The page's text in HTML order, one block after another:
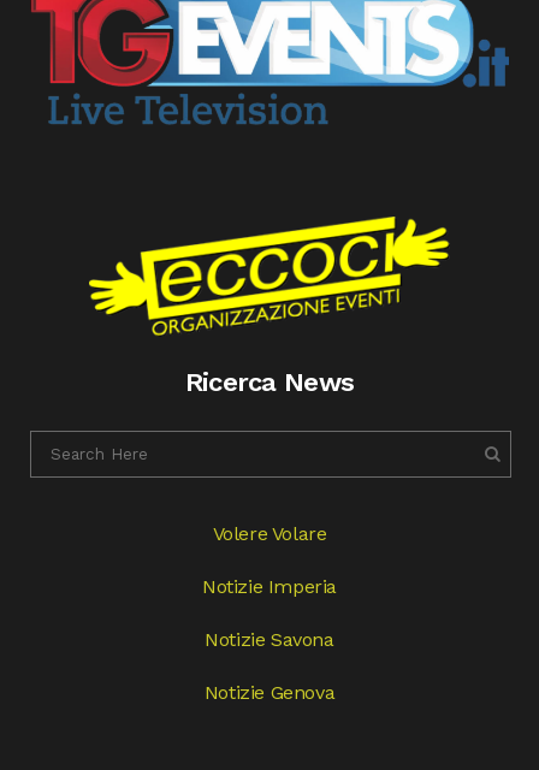
Ricerca News
Volere Volare
Notizie Imperia
Notizie Savona
Notizie Genova